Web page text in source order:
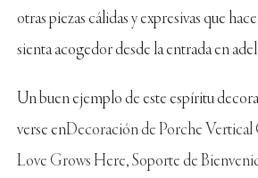
otras piezas cálidas y expresivas que
sienta acogedor desde la entrada en
Un buen ejemplo de este espíritu
verse enDecoración de Porche Vertical
Love Grows Here, Soporte de